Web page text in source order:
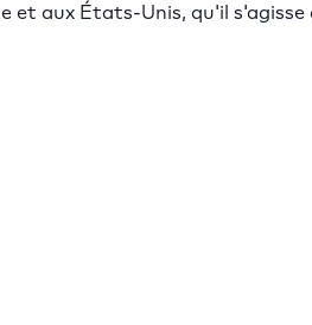
et aux États-Unis, qu'il s'agisse